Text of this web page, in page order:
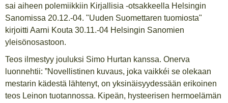
sai aiheen polemiikkiin Kirjallisia -otsakkeella Helsingin
Sanomissa 20.12.-04. "Uuden Suomettaren tuomiosta"
kirjoitti Aarni Kouta 30.11.-04 Helsingin Sanomien
yleisönosastoon.
Teos ilmestyy jouluksi Simo Hurtan kanssa. Onerva
luonnehtii: ”Novellistinen kuvaus, joka vaikkéi se olekaan
mestarin kädestä lähtenyt, on yksinäisyydessään erikoinen
teos Leinon tuotannossa. Kipeän, hysteerisen hermoelämän